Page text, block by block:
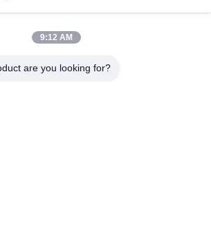
geschickten CMYK Videodruckmit Li-
Karte für personifizierte
9:12 AM
are you looking for?